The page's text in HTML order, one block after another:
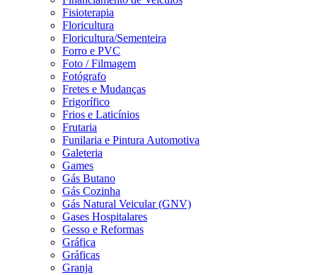
Fisioterapia
Floricultura
Floricultura/Sementeira
Forro e PVC
Foto / Filmagem
Fotógrafo
Fretes e Mudanças
Frigorífico
Frios e Laticínios
Frutaria
Funilaria e Pintura Automotiva
Galeteria
Games
Gás Butano
Gás Cozinha
Gás Natural Veicular (GNV)
Gases Hospitalares
Gesso e Reformas
Gráfica
Gráficas
Granja